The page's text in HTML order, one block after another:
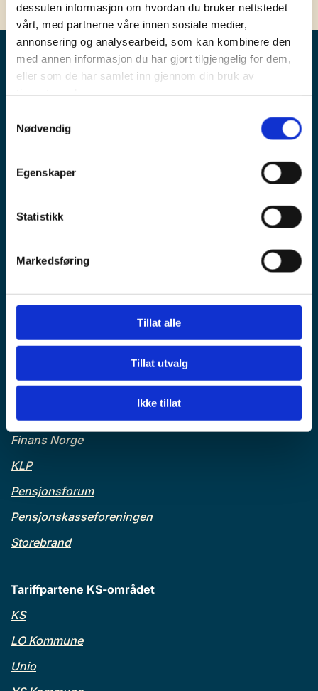
dessuten informasjon om hvordan du bruker nettstedet
vårt, med partnerne våre innen sosiale medier,
annonsering og analysearbeid, som kan kombinere den
med annen informasjon du har gjort tilgjengelig for dem,
eller som de har samlet inn gjennom din bruk av
Nødvendig
Egenskaper
Statistikk
Markedsføring
Tillat alle
Tillat utvalg
Ikke tillat
Pensjonskontoret
Postboks 1466 Vika,
Kontoradresse:
0161 Oslo
24 13 64 40
post@pensjonskontoret.no
Lenker
Finans Norge
KLP
Pensjonsforum
Pensjonskasseforeningen
Storebrand
Tariffpartene KS-området
KS
LO Kommune
Unio